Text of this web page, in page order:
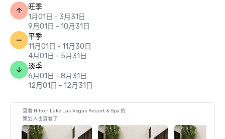
旺季
1月01日 - 3月31日
9月01日 - 10月31日
平季
11月01日 - 11月30日
4月01日 - 5月31日
淡季
6月01日 - 8月31日
12月01日 - 12月31日
查看 Hilton Lake Las Vegas Resort & Spa 的
策划人也查看了